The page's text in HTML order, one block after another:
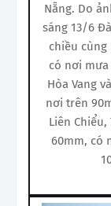
Nẵng. Do
sáng 13/6
chiều cùng
có nơi
Hòa Vang
nơi trên
Liên
60mm, có